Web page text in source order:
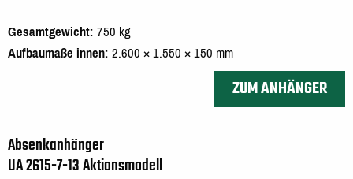
Gesamtgewicht 750 kg
Aufbaumaße innen 2.600 × 1.550 × 150 mm
ZUM ANHÄNGER
Absenkanhänger
UA 2615-7-13 Aktionsmodell